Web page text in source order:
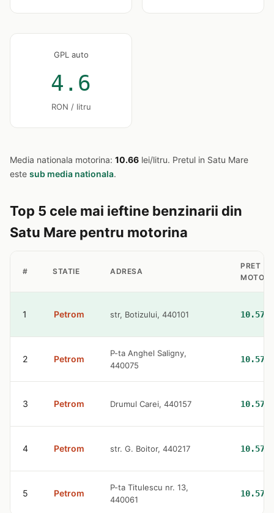
GPL auto
4.6
RON / litru
Media nationala motorina: 10.66 lei/litru. Pretul in Satu Mare
este sub media nationala.
Top 5 cele mai ieftine benzinarii din
Satu Mare pentru motorina
# STATIE ADRESA
PRET
1 Petrom str, Botizului, 440101 10.57
2 Petrom
P-ta Anghel Saligny,
440075
10.57
3 Petrom Drumul Carei, 440157 10.57
4 Petrom str. G. Boitor, 440217 10.57
5 Petrom
P-ta Titulescu nr. 13,
440061
10.57